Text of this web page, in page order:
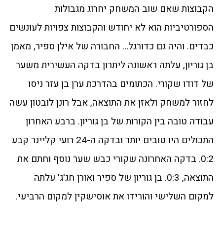
הקבוצות שאם שוב המשחק יחרוג מגבולות
הספורטיביות הוא לא יחודש והקבוצות צפויות לעונשים
כבדים. והיה גם כדורגל… החבורה של אילן ספיר, מאמן
בן גוריון, עלתה ראשונה ליתרון בדקה העשירית משער
של דודו שקורי. הכתומים בהדרכת ערן בן עזר ניסו
לחזור למשחק ולאזן את התוצאה, אבל רונן לובטון עשה
עבודה טובה בין הקורות של בן גוריון. ברבע האחרון
התכולים היו טובים יותר ובדקה ה-24 רועי קליינר קבע
0:2. בדקה האחרונה שקורי כבש שער נוסף וחתם את
התוצאה, 0:3. בן גוריון של ספיר ואורן חג'ג' עלתה
למקום השלישי והורידו את אוסישקין למקום הרביעי.